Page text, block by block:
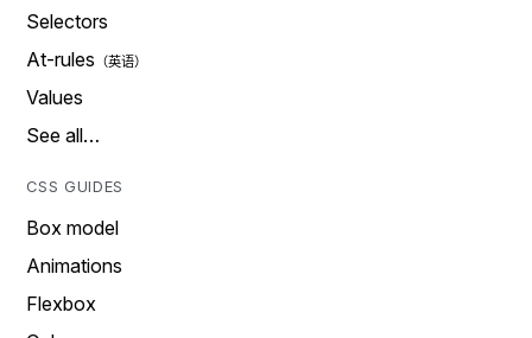
Selectors
At-rules
Values
See all…
CSS GUIDES
Box model
Animations
Flexbox